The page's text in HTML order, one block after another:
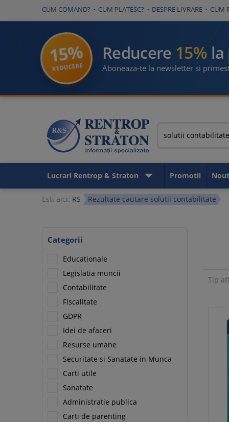
CUM COMAND? CUM PLATESC? DESPRE LIVRARE CUM
15%
REDUCERE
Reducere 15%
Aboneaza-te la newsletter si
Lucrari Rentrop & Straton Promotii
Esti aici: RS Rezultate cautare solutii contabilitate
Categorii
Educationale
Legislatia muncii
Contabilitate
Fiscalitate
GDPR
Idei de afaceri
Resurse umane
Securitate si Sanatate in Munca
Carti utile
Sanatate
Administratie publica
Carti de parenting
Tip